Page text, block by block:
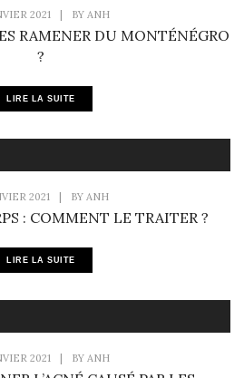
2021 | BY ANH
RAMENER DU MONTÉNÉGRO
?
LIRE LA SUITE
2021 BY ANH
: COMMENT LE TRAITER ?
LIRE LA SUITE
2021 BY ANH